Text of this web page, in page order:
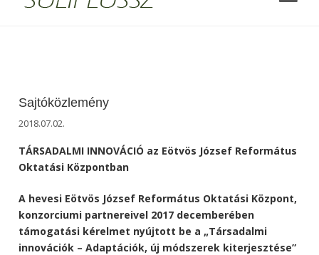
Sajtóközlemény
2018.07.02.
TÁRSADALMI INNOVÁCIÓ az Eötvös József Református
Oktatási Központban
A hevesi Eötvös József Református Oktatási Központ,
konzorciumi partnereivel 2017 decemberében
támogatási kérelmet nyújtott be a „Társadalmi
innovációk – Adaptációk, új módszerek kiterjesztése”